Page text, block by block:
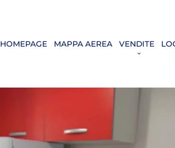
HOMEPAGE MAPPA AEREA VENDITE